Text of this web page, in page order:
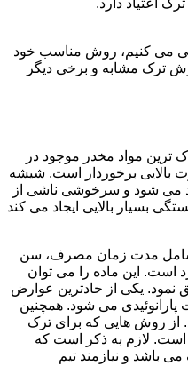
می کنیم، روش مناسب خود
ترک مشابه و برخی دیگر
مواد مخدر موجود در
بالایی برخوردار است. شیشه
می شود و سرخوشی ناشی از
بسیار بالایی ایجاد می کند
شامل مدت زمان مصرف، سن
این ماده را می توان
نمود. یکی از حادترین عوارض
می شود. همچنین
از روش هایی که برای ترک
لازم به ذکر است که
باشد و نیازمند تیم